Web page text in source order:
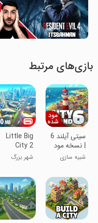
بازی‌های مرتبط
سیتی آیلند 6
| نسخه مود
شده
شبیه سازی
Little Big
City 2
شهر بزرگ